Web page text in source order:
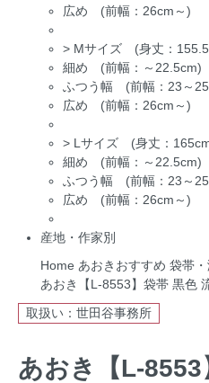
広め (前幅：26cm～)
> Mサイズ (身丈：
細め (前幅：～22.5cm)
ふつう幅 (前幅：23～
広め (前幅：26cm～)
> Lサイズ (身丈：
細め (前幅：～22.5cm)
ふつう幅 (前幅：23～
広め (前幅：26cm～)
産地・作家別
Home あおきおすすめ 袋帯
あおき【L-8553】袋帯 黒色
取扱い：世田谷事務所
あおき【L-8553